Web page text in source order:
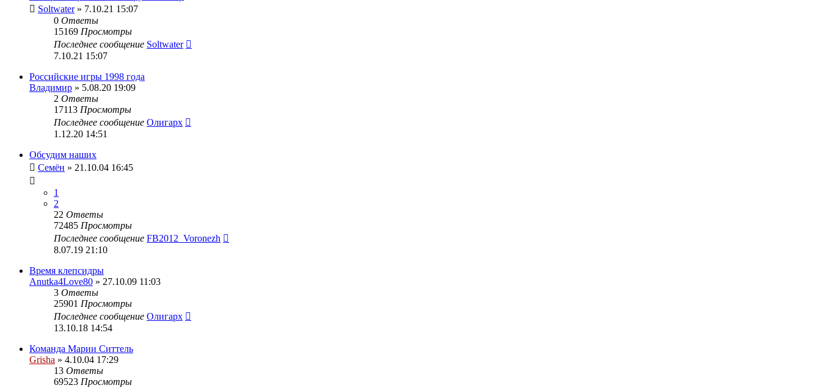
Soltwater» 7.10.21 15:07
0 Ответы
15169 Просмотры
Последнее сообщение Soltwater
7.10.21 15:07
Российские игры 1998 года
Владимир » 5.08.20 19:09
2 Ответы
17113 Просмотры
Последнее сообщение Олигарх
1.12.20 14:51
Обсудим наших
Семён » 21.10.04 16:45
1
2
22 Ответы
72485 Просмотры
Последнее сообщение FB2012_Voronezh
8.07.19 21:10
Время клепсидры
Anutka4Love80 » 27.10.09 11:03
3 Ответы
25901 Просмотры
Последнее сообщение Олигарх
13.10.18 14:54
Команда Марии Ситтель
Grisha » 4.10.04 17:29
13 Ответы
69523 Просмотры